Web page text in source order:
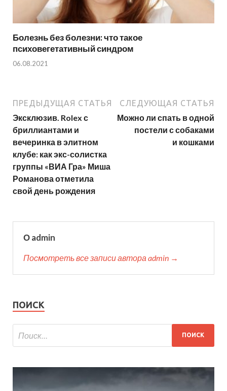
Болезнь без болезни: что такое
психовегетативный синдром
06.08.2021
ПРЕДЫДУЩАЯ СТАТЬЯ
Эксклюзив. Rolex с
бриллиантами и
вечеринка в элитном
клубе: как экс-солистка
группы «ВИА Гра» Миша
Романова отметила
свой день рождения
СЛЕДУЮЩАЯ СТАТЬЯ
Можно ли спать в одной
постели с собаками
и кошками
О admin
Посмотреть все записи автора admin →
ПОИСК